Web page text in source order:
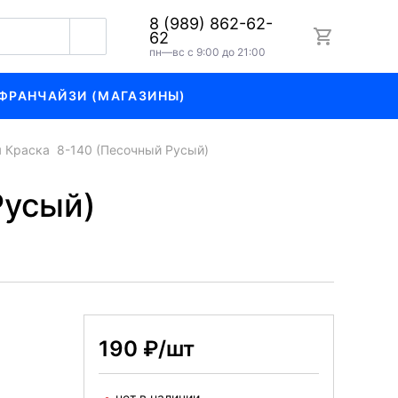
8 (989) 862-62-
62
пн—вс с 9:00 до 21:00
(МАГАЗИНЫ)
Краска 8-140 (Песочный Русый)
190 ₽/шт